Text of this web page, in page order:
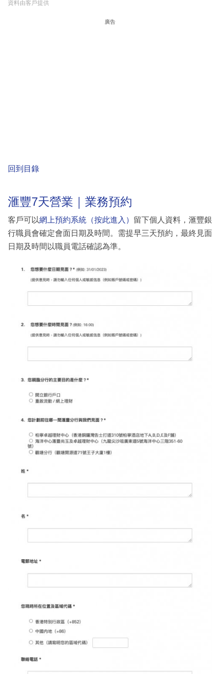
資料由客戶提供
廣告
回到目錄
滙豐7天營業｜業務預約
客戶可以網上預約系統（按此進入 ） 留下個人資料，滙豐銀
行職員會確定會面日期及時間。需提早三天預約，最終見面
日期及時間以職員電話確認為準。